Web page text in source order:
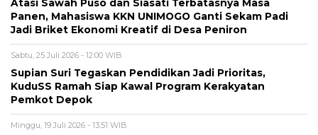
Atasi Sawah Puso dan Siasati Terbatasnya Masa
Panen, Mahasiswa KKN UNIMOGO Ganti Sekam Padi
Jadi Briket Ekonomi Kreatif di Desa Peniron
Sabtu, 25 Juli 2026 - 12:00 WIB
Supian Suri Tegaskan Pendidikan Jadi Prioritas,
KuduSS Ramah Siap Kawal Program Kerakyatan
Pemkot Depok
Minggu, 19 Juli 2026 - 13:51 WIB